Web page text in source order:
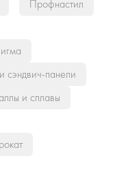
Профнастил
сэндвич-панели
и сплавы